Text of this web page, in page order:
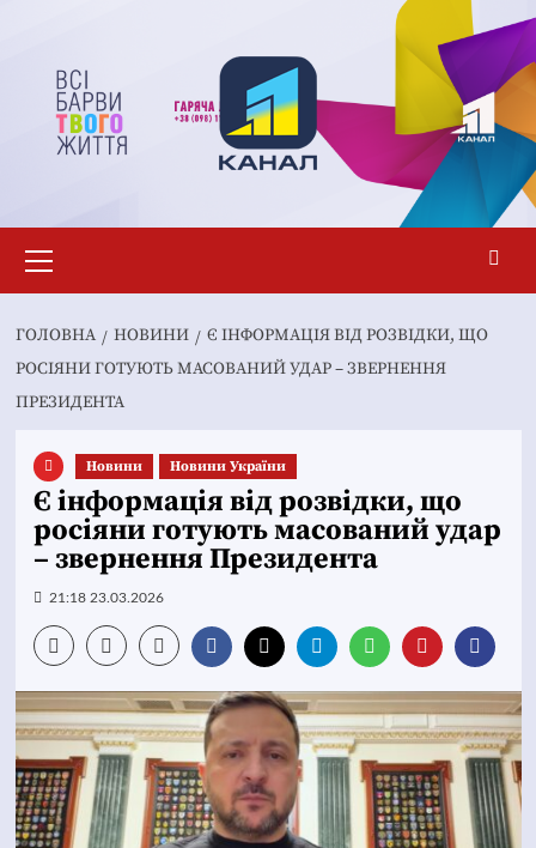
вмісту
меню
ГОЛОВНА НОВИНИ
Є ІНФОРМАЦІЯ ВІД РОЗВІДКИ, ЩО
РОСІЯНИ ГОТУЮТЬ МАСОВАНИЙ УДАР – ЗВЕРНЕННЯ
ПРЕЗИДЕНТА
Новини Новини України
Є інформація від розвідки, що
росіяни готують масований удар
– звернення Президента
21:18 23.03.2026